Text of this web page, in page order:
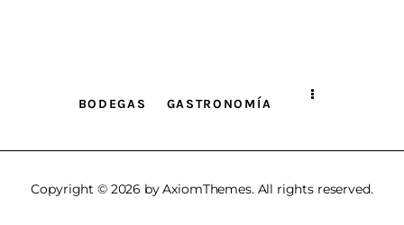
BODEGAS GASTRONOMÍA
Copyright © 2026 by AxiomThemes. All rights reserved.